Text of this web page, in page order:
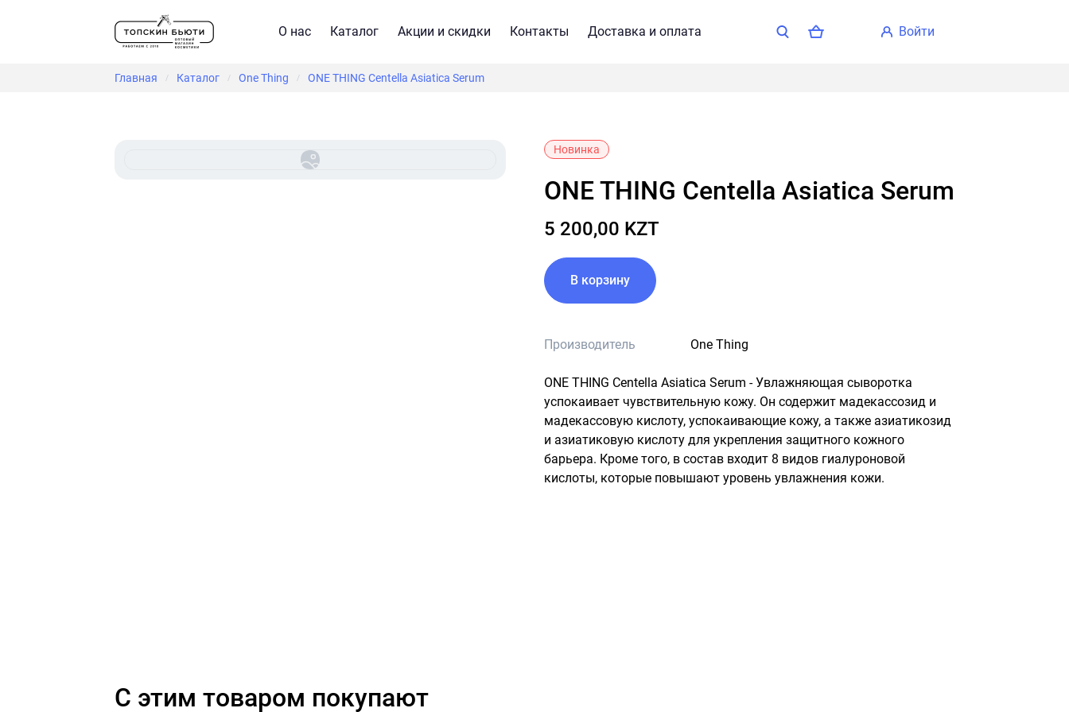
О нас Каталог Акции и скидки Контакты Доставка и оплата войти
Главная / Каталог / One Thing / ONE THING Centella Asiatica Serum
Новинка
ONE THING Centella Asiatica Serum
5 200,00 KZT
В корзину
Производитель One Thing
ONE THING Centella Asiatica Serum - Увлажняющая сыворотка
успокаивает чувствительную кожу. Он содержит мадекассозид и
мадекассовую кислоту, успокаивающие кожу, а также азиатикозид
и азиатиковую кислоту для укрепления защитного кожного
барьера. Кроме того, в состав входит 8 видов гиалуроновой
кислоты, которые повышают уровень увлажнения кожи.
C этим товаром покупают